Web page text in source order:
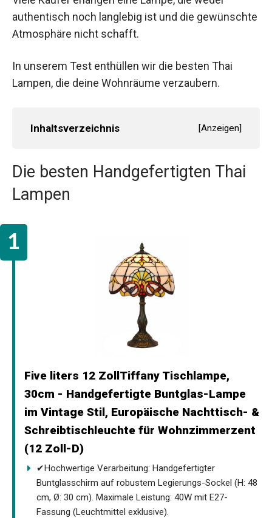
authentisch noch langlebig ist und die gewünschte
Atmosphäre nicht schafft.
In unserem Test enthüllen wir die besten Thai
Lampen, die deine Wohnräume verzaubern.
Inhaltsverzeichnis [Anzeigen]
Die besten Handgefertigten Thai
Lampen
Five liters 12 ZollTiffany Tischlampe,
30cm - Handgefertigte Buntglas-Lampe
im Vintage Stil, Europäische Nachttisch- &
Schreibtischleuchte für Wohnzimmerzent
(12 Zoll-D)
✔Hochwertige Verarbeitung: Handgefertigter
Buntglasschirm auf robustem Legierungs-Sockel (H: 48
cm, Ø: 30 cm). Maximale Leistung: 40W mit E27-
Fassung (Leuchtmittel exklusive).